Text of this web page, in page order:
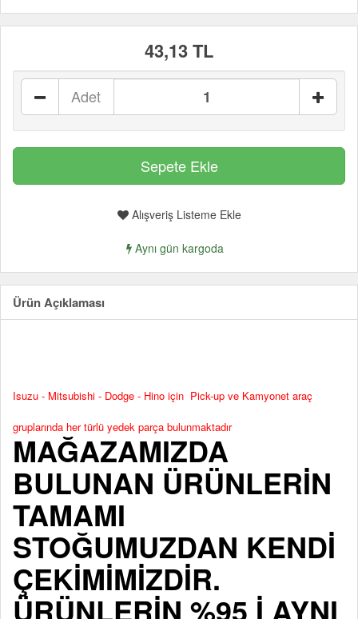
43,13 TL
Adet
Alışveriş Listeme Ekle
Aynı gün kargoda
Ürün Açıklaması
Isuzu - Mitsubishi - Dodge - Hino için Pick-up ve Kamyonet araç
gruplarında her türlü yedek parça bulunmaktadır
MAĞAZAMIZDA
BULUNAN ÜRÜNLERİN
TAMAMI
STOĞUMUZDAN KENDİ
ÇEKİMİMİZDİR.
ÜRÜNLERİN %95 İ AYNI